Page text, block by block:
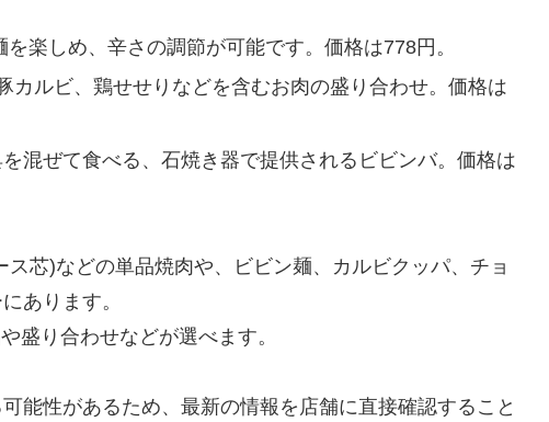
楽しめ、辛さの調節が可能です。価格は778円。
カルビ、鶏せせりなどを含むお肉の盛り合わせ。価格は
混ぜて食べる、石焼き器で提供されるビビンバ。価格は
芯)などの単品焼肉や、ビビン麺、カルビクッパ、チョ
あります。
盛り合わせなどが選べます。
能性があるため、最新の情報を店舗に直接確認すること